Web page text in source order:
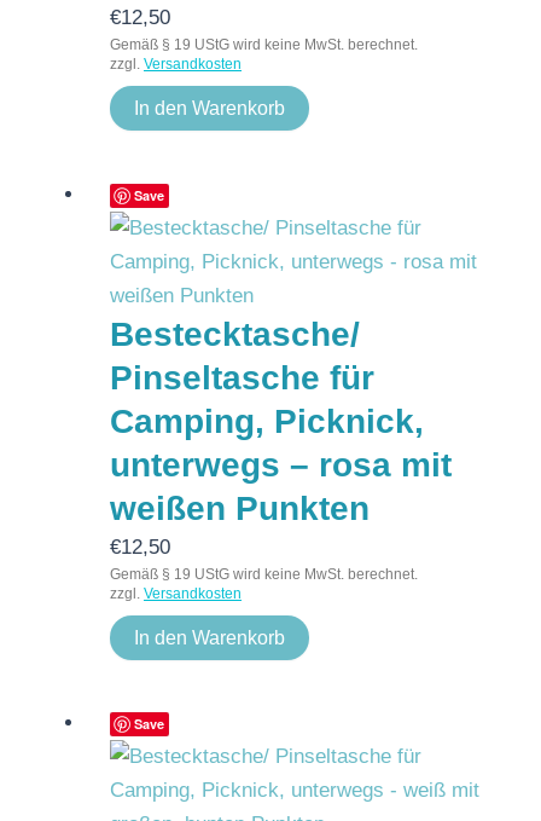
€12,50
Gemäß § 19 UStG wird keine MwSt. berechnet.
zzgl. Versandkosten
In den Warenkorb
Save
Bestecktasche/
Pinseltasche für
Camping, Picknick,
unterwegs – rosa mit
weißen Punkten
€12,50
Gemäß § 19 UStG wird keine MwSt. berechnet.
zzgl. Versandkosten
In den Warenkorb
Save